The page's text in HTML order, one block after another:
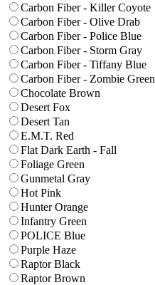
Carbon Fiber - Killer Coyote
Carbon Fiber - Olive Drab
Carbon Fiber - Police Blue
Carbon Fiber - Storm Gray
Carbon Fiber - Tiffany Blue
Carbon Fiber - Zombie Green
Chocolate Brown
Desert Fox
Desert Tan
E.M.T. Red
Flat Dark Earth - Fall
Foliage Green
Gunmetal Gray
Hot Pink
Hunter Orange
Infantry Green
POLICE Blue
Purple Haze
Raptor Black
Raptor Brown